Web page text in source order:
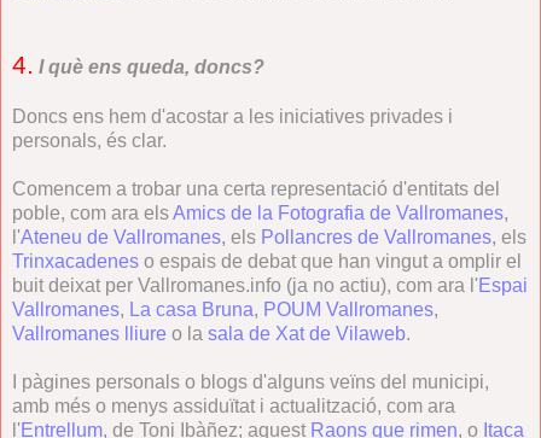
4. I què ens queda, doncs?
Doncs ens hem d'acostar a les iniciatives privades i
personals, és clar.
Comencem a trobar una certa representació d'entitats del
poble, com ara elsAmics de la Fotografia de Vallromanes,
l'Ateneu de Vallromanes, els Pollancres de Vallromanes, els
Trinxacadenes o espais de debat que han vingut a omplir el
buit deixat per Vallromanes.info (ja no actiu), com ara l'Espai
Vallromanes, La casa Bruna, POUM Vallromanes,
Vallromanes lliure o la sala de Xat de Vilaweb.
I pàgines personals o blogs d'alguns veïns del municipi,
amb més o menys assiduïtat i actualització, com ara
l'Entrellum, de Toni Ibàñez; aquest Raons que rimen, o Itaca